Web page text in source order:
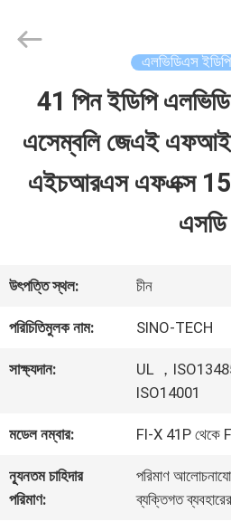
আমাদের
সম্বন্ধে
পরিদর্শন
Media
Reserved.
এলভিডিএস
41 পিন ইডিপি
এসেম্বলি জেএই
এইচআরএস এফএক্স
এসডি
উৎপত্তি স্থল: চীন
পরিচিতিমুলক নাম: SINO-TECH
সাক্ষ্যদান:
UL ，
ISO14001
মডেল নম্বার: FI-X 41P থেকে
ন্যূনতম চাহিদার
পরিমাণ:
পরিমাণ
ব্যক্তিগত